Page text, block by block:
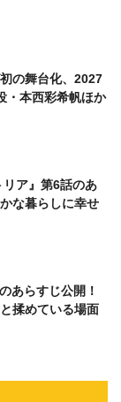
の舞台化、2027
本西彩希帆ほか
ア』第6話のあ
な暮らしに幸せ
あらすじ公開！
揉めている場面